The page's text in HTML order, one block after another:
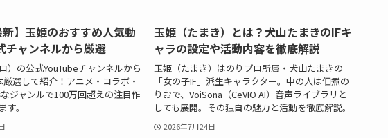
新】玉姫のおすすめ人気動
チャンネルから厳選
）の公式YouTubeチャンネルから
厳選して紹介！アニメ・コラボ・
ジャンルで100万回超えの注目作
す。
玉姫（たまき）とは？犬山たまきのIFキ
ャラの設定や活動内容を徹底解説
玉姫（たまき）はのりプロ所属・犬山たまきの
「女の子IF」派生キャラクター。中の人は佃煮の
りおで、VoiSona（CeVIO AI）音声ライブラリと
しても展開。その独自の魅力と活動を徹底解説。
2026年7月24日